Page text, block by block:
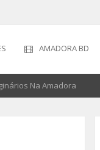
AMADORA BD
Na Amadora